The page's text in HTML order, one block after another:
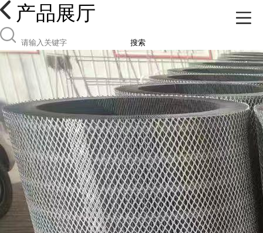
产品展厅
搜索